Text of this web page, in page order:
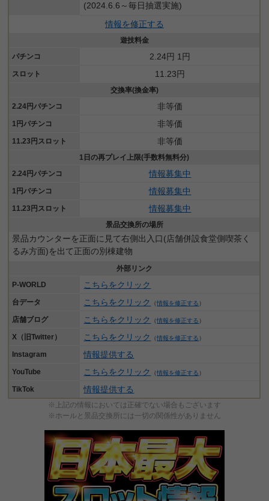
(2024.6.6～毎日抽選実施)
情報を修正する
遊技料金
パチンコ
2.24円 1円
スロット 11.23円
交換率(換金率)
2.24円パチンコ
非等価
1円パチンコ 非等価
11.23円スロット 非等価
1日の再プレイ上限(手数料無料分)
2.24円パチンコ
情報募集中
1円パチンコ 情報募集中
11.23円スロット 情報募集中
景品交換所の場所
景品カウンターを正面に見て右側出入口(店舗併設食堂側喫茶く
るみ方面)を出て正面の別棟建物
外部リンク
P-WORLD
こちらをクリック
台データ こちらをクリック （情報を修正する ）
店舗ブログ こちらをクリック （情報を修正する ）
X（旧Twitter） こちらをクリック （情報を修正する ）
Instagram 情報提供する
YouTube こちらをクリック （情報を修正する ）
TikTok 情報提供する
※上記の情報においては正確でない場合もございます
※ホールと景品交換所には一切の関係性がありません